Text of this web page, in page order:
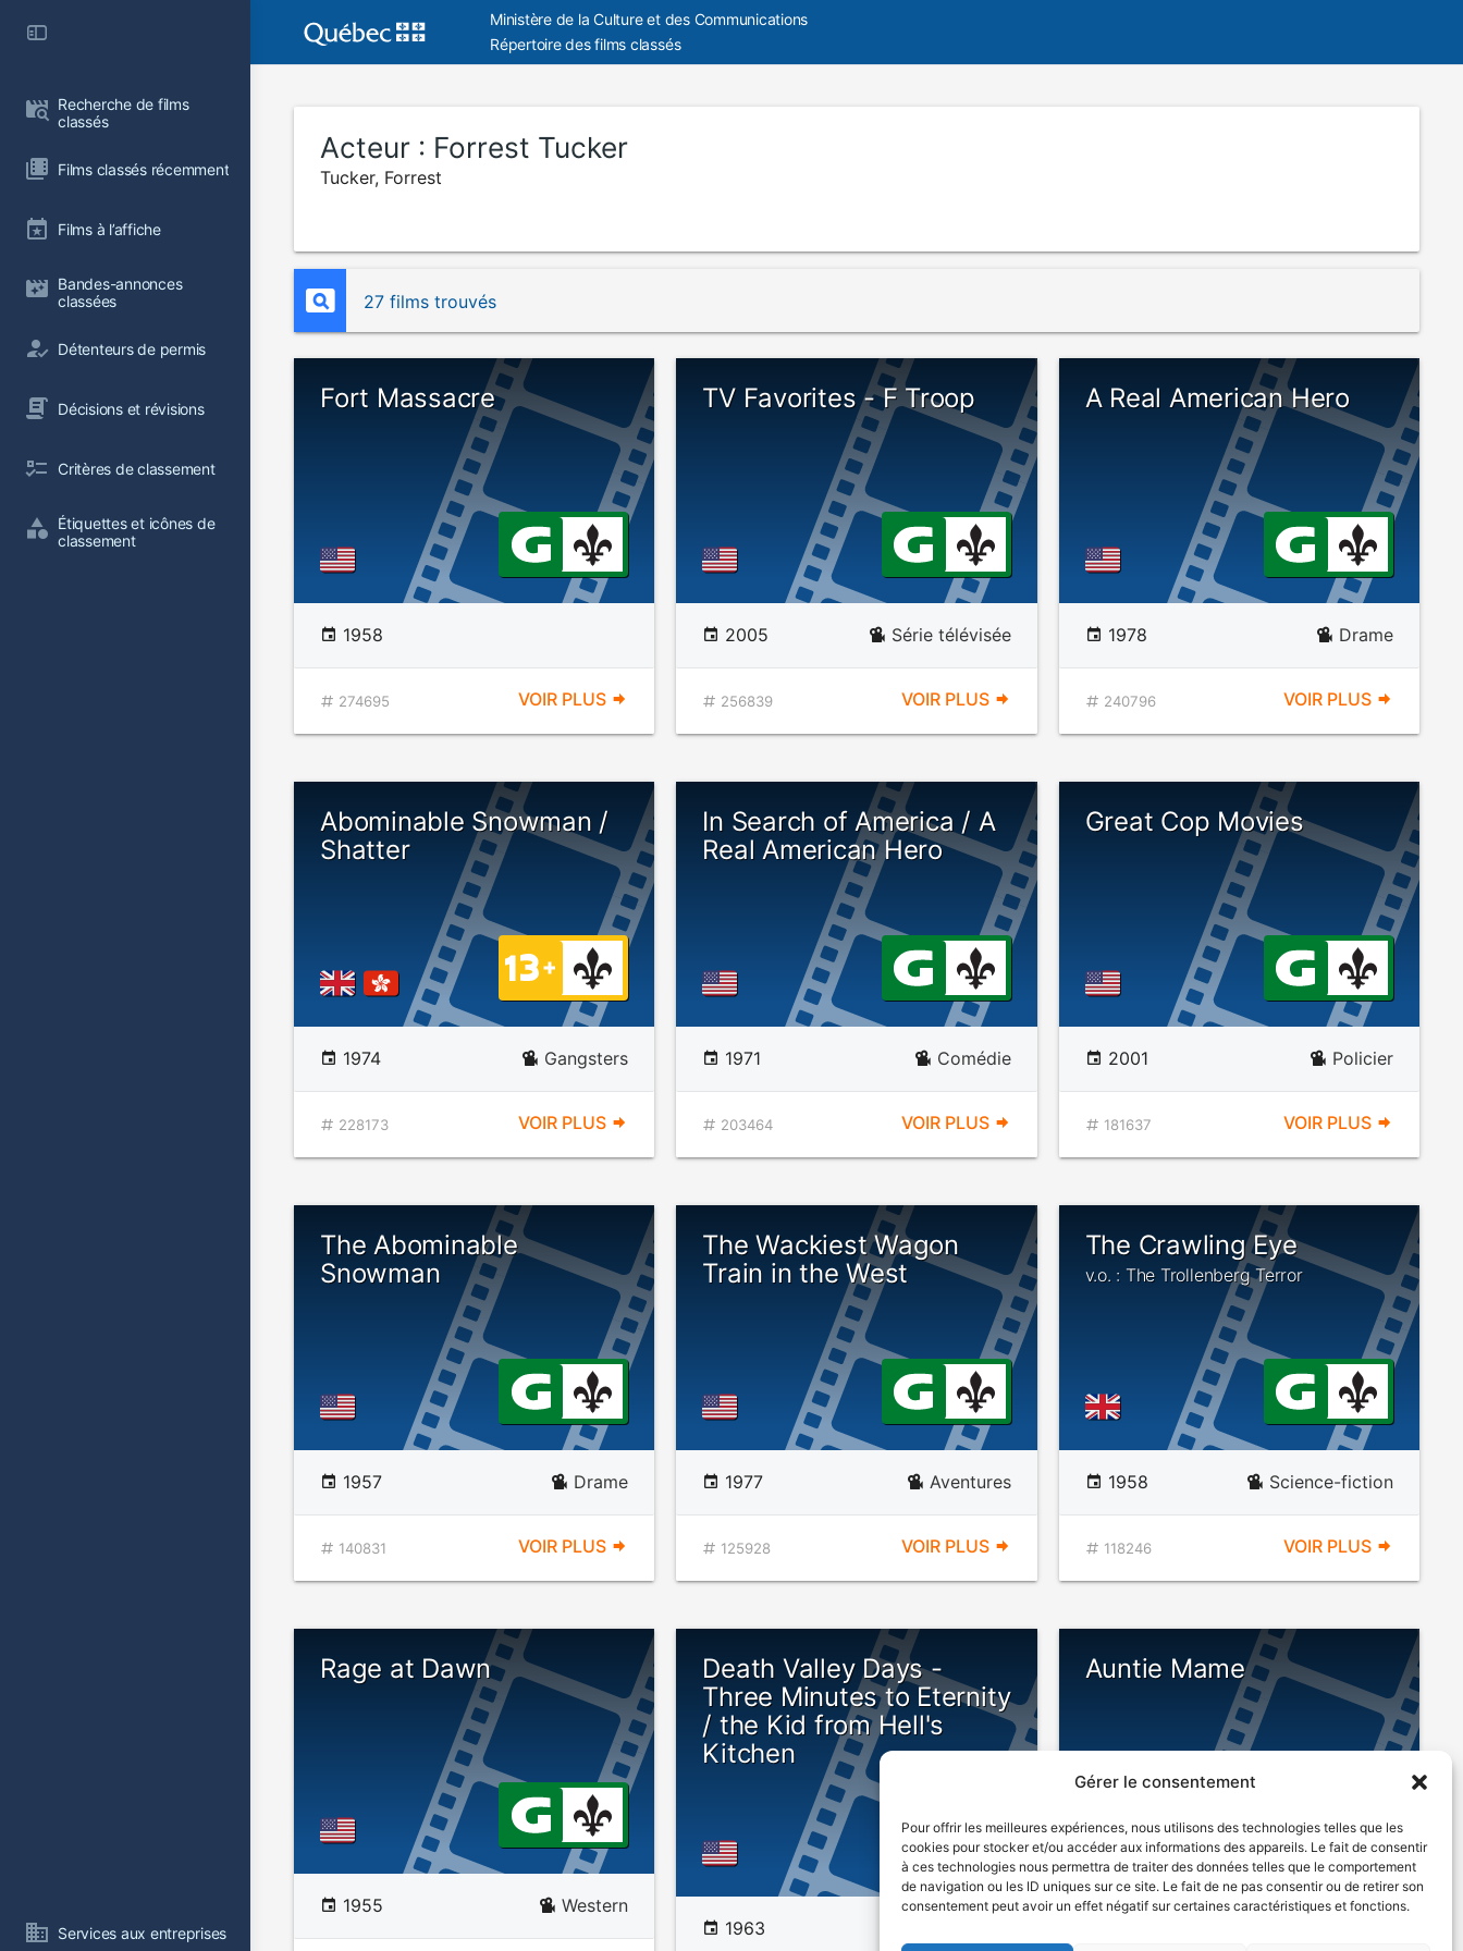
Gérer le consentement
Pour offrir les meilleures expériences, nous utilisons des technologies telles que les
cookies pour stocker et/ou accéder aux informations des appareils. Le fait de consentir
à ces technologies nous permettra de traiter des données telles que le comportement
de navigation ou les ID uniques sur ce site. Le fait de ne pas consentir ou de retirer son
consentement peut avoir un effet négatif sur certaines caractéristiques et fonctions.
Recherche de films
classés
Films classés récemment
Films à l’affiche
Bandes-annonces
classées
Détenteurs de permis
Décisions et révisions
Critères de classement
Étiquettes et icônes de
classement
Services aux entreprises
Ministère de la Culture et des Communications
Répertoire des films classés
Acteur : Forrest Tucker
Tucker, Forrest
27 films trouvés
Fort Massacre
1958
274695 VOIR PLUS
TV Favorites - F Troop
2005 Série télévisée
256839 VOIR PLUS
A Real American Hero
1978 Drame
240796 VOIR PLUS
Abominable Snowman /
Shatter
1974 Gangsters
228173 VOIR PLUS
In Search of America / A
Real American Hero
1971 Comédie
203464 VOIR PLUS
Great Cop Movies
2001 Policier
181637 VOIR PLUS
The Abominable
Snowman
1957 Drame
140831 VOIR PLUS
The Wackiest Wagon
Train in the West
1977 Aventures
125928 VOIR PLUS
The Crawling Eye
v.o. : The Trollenberg Terror
1958 Science-fiction
118246 VOIR PLUS
Rage at Dawn
1955 Western
Death Valley Days -
Three Minutes to Eternity
/ the Kid from Hell's
Kitchen
1963
Auntie Mame
1958 Comédie